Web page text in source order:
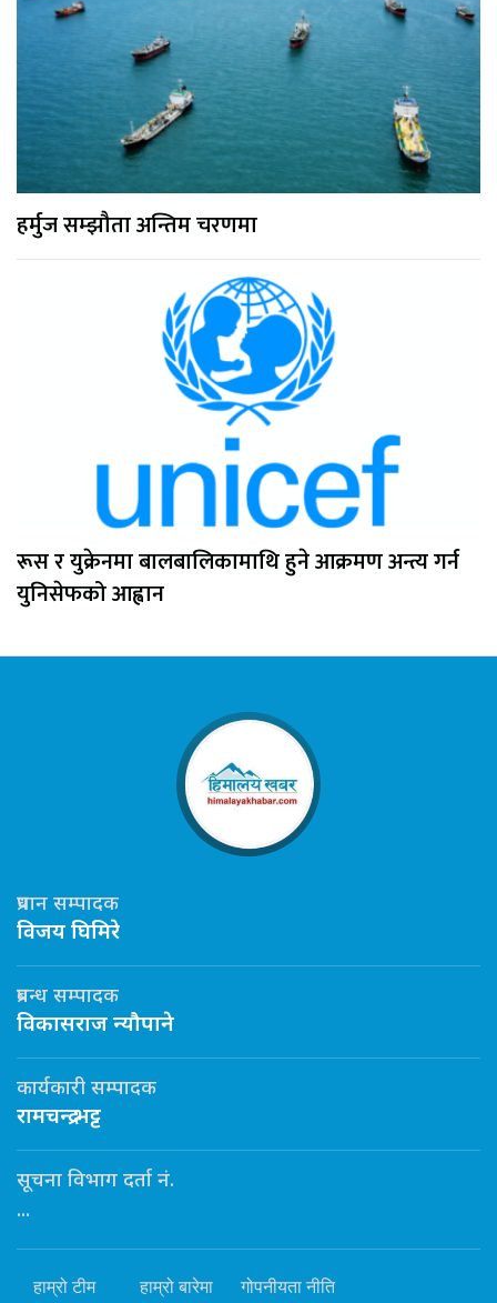
हर्मुज सम्झौता अन्तिम चरणमा
रूस र युक्रेनमा बालबालिकामाथि हुने आक्रमण अन्त्य गर्न
युनिसेफको आह्वान
प्रधान सम्पादक
विजय घिमिरे
प्रबन्ध सम्पादक
विकासराज न्यौपाने
कार्यकारी सम्पादक
रामचन्द्र भट्ट
सूचना विभाग दर्ता नं.
...
हाम्रो टीम हाम्रो बारेमा गोपनीयता नीति